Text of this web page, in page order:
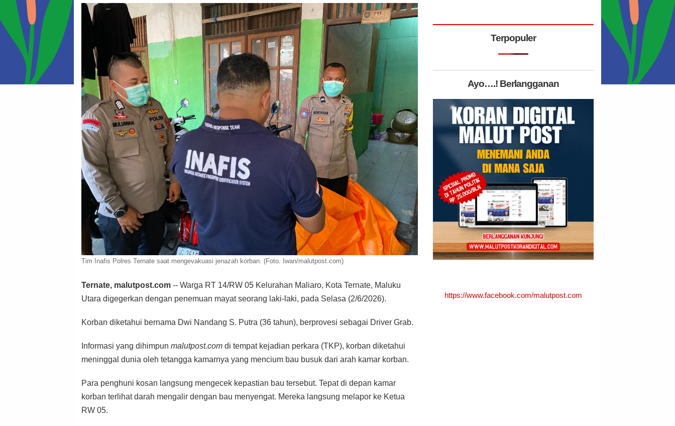
Tim Inafis Polres Ternate saat mengevakuasi jenazah korban. (Foto. Iwan/malutpost.com)
Ternate, malutpost.com -- Warga RT 14/RW 05 Kelurahan Maliaro, Kota Ternate, Maluku
Utara digegerkan dengan penemuan mayat seorang laki-laki, pada Selasa (2/6/2026).
Korban diketahui bernama Dwi Nandang S. Putra (36 tahun), berprovesi sebagai Driver Grab.
Informasi yang dihimpun malutpost.com di tempat kejadian perkara (TKP), korban diketahui
meninggal dunia oleh tetangga kamarnya yang mencium bau busuk dari arah kamar korban.
Para penghuni kosan langsung mengecek kepastian bau tersebut. Tepat di depan kamar
korban terlihat darah mengalir dengan bau menyengat. Mereka langsung melapor ke Ketua
RW 05.
Terpopuler
Ayo….! Berlangganan
https://www.facebook.com/malutpost.com